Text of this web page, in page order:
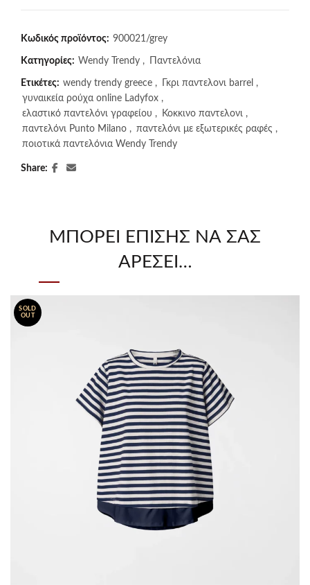
Κωδικός προϊόντος: 900021/grey
Κατηγορίες: Wendy Trendy , Παντελόνια
Ετικέτες: wendy trendy greece , Γκρι παντελονι barrel ,
γυναικεία ρούχα online Ladyfox ,
ελαστικό παντελόνι γραφείου , Κοκκινο παντελονι ,
παντελόνι Punto Milano , παντελόνι με εξωτερικές ραφές ,
ποιοτικά παντελόνια Wendy Trendy
Share
ΜΠΟΡΕΊ ΕΠΊΣΗΣ ΝΑ ΣΑΣ
ΑΡΈΣΕΙ…
SOLD
OUT